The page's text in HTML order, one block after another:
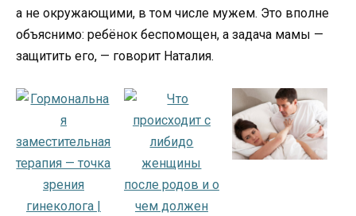
а не окружающими, в том числе мужем. Это вполне
объяснимо: ребёнок беспомощен, а задача мамы —
защитить его, — говорит Наталия.